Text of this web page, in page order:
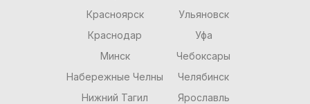
Красноярск
Краснодар
Минск
Набережные Челны
Нижний Тагил
Ульяновск
Уфа
Чебоксары
Челябинск
Ярославль